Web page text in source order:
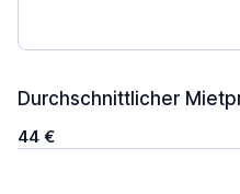
Durchschnittlicher
44 €